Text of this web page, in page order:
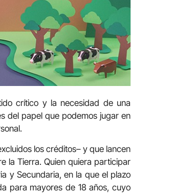
crítico y la necesidad de una
del papel que podemos jugar en
los créditos– y que lancen
la Tierra. Quien quiera participar
y Secundaria, en la que el plazo
para mayores de 18 años, cuyo